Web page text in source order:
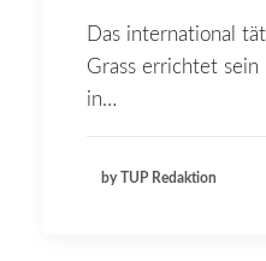
Das international
Grass errichtet
in…
by TUP Redaktion